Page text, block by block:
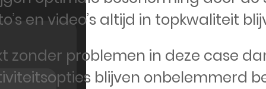
en video’s altijd in topkwaliteit
zonder problemen in deze case
blijven onbelemmerd